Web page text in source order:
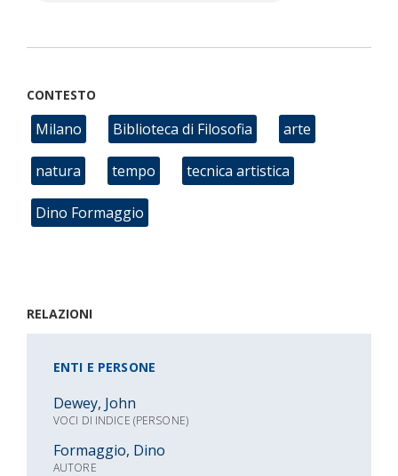
CONTESTO
Milano Biblioteca di Filosofia arte
natura tempo tecnica artistica
Dino Formaggio
RELAZIONI
ENTI E PERSONE
Dewey, John
VOCI DI INDICE (PERSONE)
Formaggio, Dino
AUTORE